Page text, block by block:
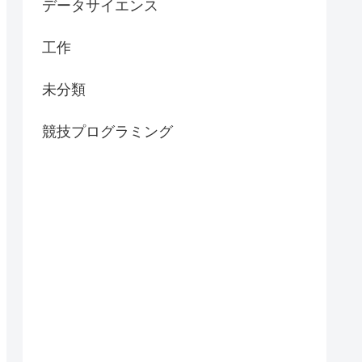
データサイエンス
工作
未分類
競技プログラミング